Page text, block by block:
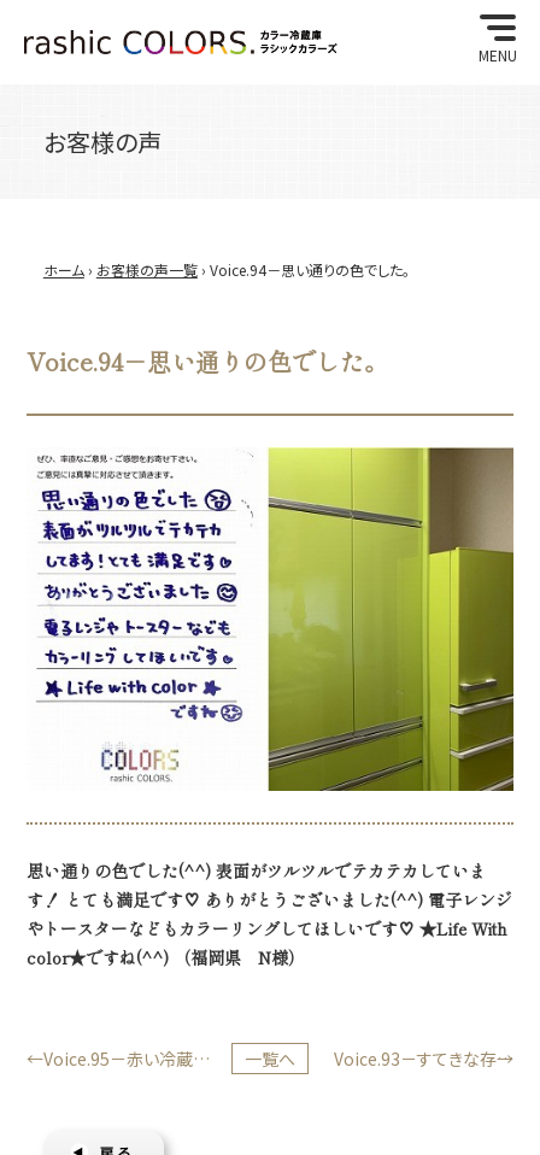
MENU
お客様の声
ホーム› お客様の声一覧› Voice.94－思い通りの色でした。
Voice.94－思い通りの色でした。
思い通りの色でした(^^) 表面がツルツルでテカテカしていま
す！ とても満足です♡ ありがとうございました(^^) 電子レンジ
やトースターなどもカラーリングしてほしいです♡ ★Life With
color★ですね(^^) （福岡県 N様）
Voice.95－赤い冷蔵庫
一覧へ
Voice.93－すてきな存在